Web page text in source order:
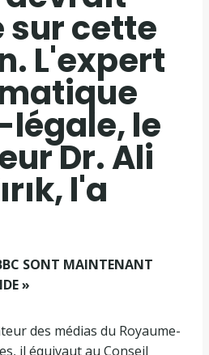
sur cette
L'expert
le
Dr. Ali
l'a
SONT MAINTENANT
»
des médias du Royaume-
il équivaut au Conseil